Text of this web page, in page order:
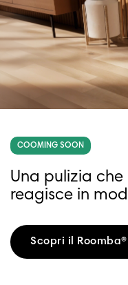
COOMING SOON
Una pulizia
reagisce in
Scopri il